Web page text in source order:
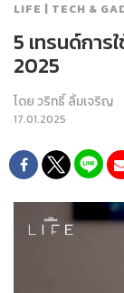
LIFE | TECH &
5 เทรนด์การ
2025
โดยวริทธิ์ ลิ้มเจริญ
17.01.2025